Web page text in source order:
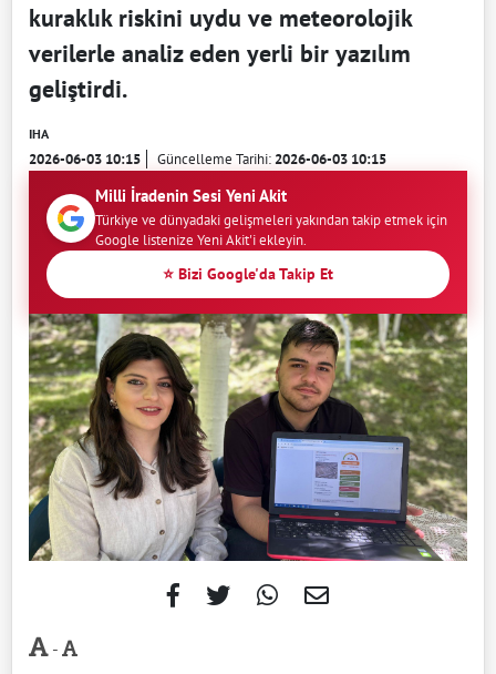
kuraklık riskini uydu ve meteorolojik
verilerle analiz eden yerli bir yazılım
geliştirdi.
IHA
2026-06-03 10:15 Güncelleme Tarihi:2026-06-03 10:15
Milli İradenin Sesi Yeni Akit
Türkiye ve dünyadaki gelişmeleri yakından takip etmek için
Google listenize Yeni Akit'i ekleyin.
⭐ Bizi Google'da Takip Et
-